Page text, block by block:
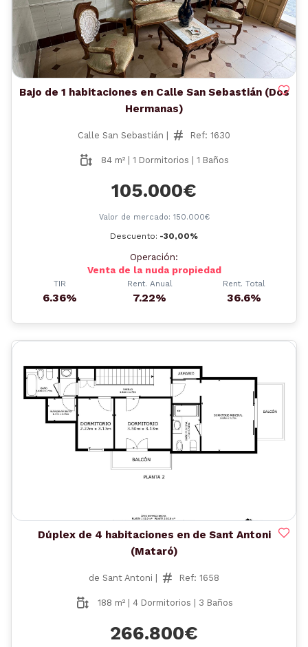
Bajo de 1 habitaciones en Calle San Sebastián (Dos
Hermanas)
Calle San Sebastián | Ref: 1630
84 m² | 1 Dormitorios | 1 Baños
105.000€
Valor de mercado: 150.000€
Descuento: -30,00%
Operación:
Venta de la nuda propiedad
TIR
6.36%
Rent. Anual
7.22%
Rent. Total
36.6%
Dúplex de 4 habitaciones en de Sant Antoni
(Mataró)
de Sant Antoni | Ref: 1658
188 m² | 4 Dormitorios | 3 Baños
266.800€